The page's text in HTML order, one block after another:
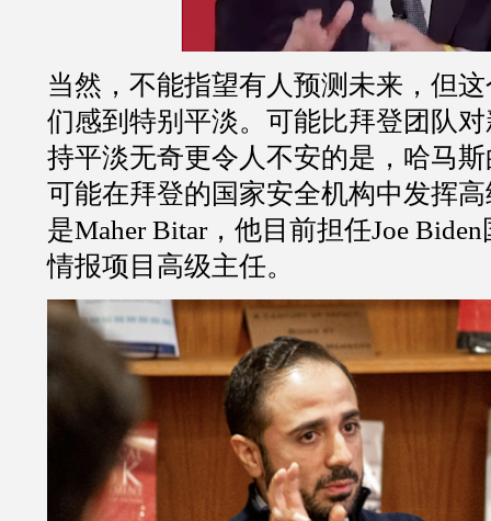
当然，不能指望有人预测未来，但
们感到特别平淡。可能比拜登团队
持平淡无奇更令人不安的是，哈马
可能在拜登的国家安全机构中发挥
是Maher Bitar，他目前担任Joe Biden
情报项目高级主任。